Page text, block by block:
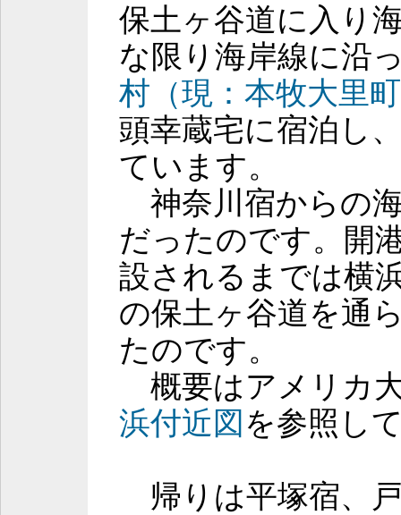
保土ヶ谷道に入り
な限り海岸線に沿
村（現：本牧大里
頭幸蔵宅に宿泊し
ています。
神奈川宿からの
だったのです。開
設されるまでは横
の保土ヶ谷道を通
たのです。
概要はアメリカ
浜付近図 を参照し
帰りは平塚宿、